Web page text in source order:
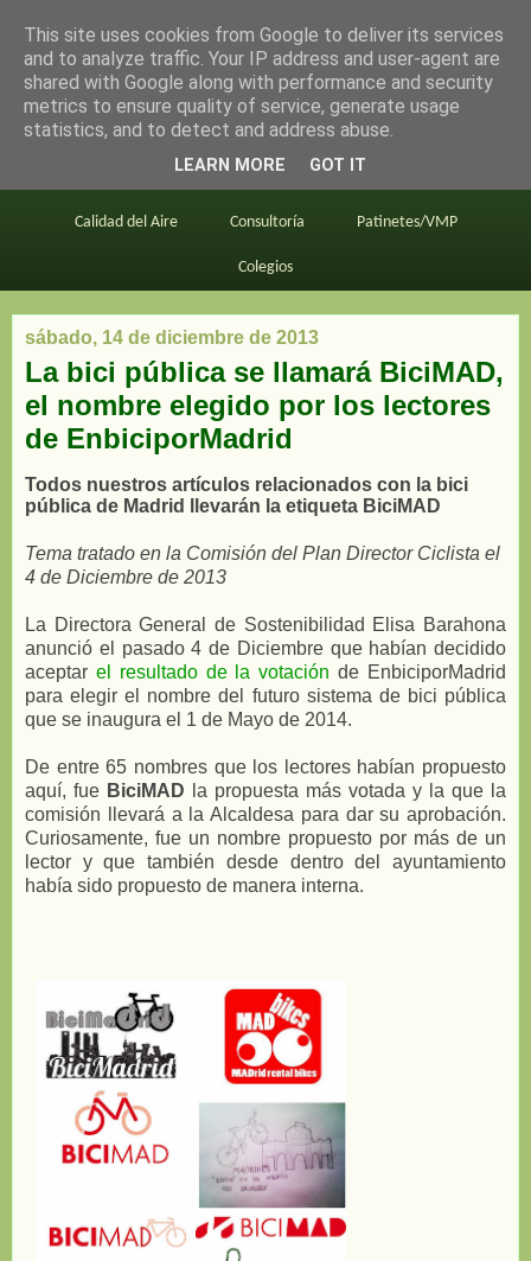
en bici por madrid
Este blog BiciMAD Primeros consejos
Calidad del Aire Consultoría Patinetes/VMP
Colegios
sábado, 14 de diciembre de 2013
La bici pública se llamará BiciMAD,
el nombre elegido por los lectores
de EnbiciporMadrid
Todos nuestros artículos relacionados con la bici
pública de Madrid llevarán la etiqueta BiciMAD
Tema tratado en la Comisión del Plan Director Ciclista el
4 de Diciembre de 2013
La Directora General de Sostenibilidad Elisa Barahona
anunció el pasado 4 de Diciembre que habían decidido
aceptar el resultado de la votación de EnbiciporMadrid
para elegir el nombre del futuro sistema de bici pública
que se inaugura el 1 de Mayo de 2014.
De entre 65 nombres que los lectores habían propuesto
aquí, fue BiciMAD la propuesta más votada y la que la
comisión llevará a la Alcaldesa para dar su aprobación.
Curiosamente, fue un nombre propuesto por más de un
lector y que también desde dentro del ayuntamiento
había sido propuesto de manera interna.
This site uses cookies from Google to deliver its services
and to analyze traffic. Your IP address and user-agent are
shared with Google along with performance and security
metrics to ensure quality of service, generate usage
statistics, and to detect and address abuse.
LEARN MORE GOT IT